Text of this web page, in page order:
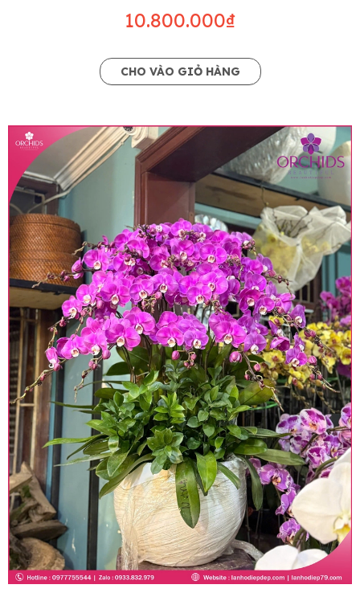
10.800.000₫
CHO VÀO GIỎ HÀNG